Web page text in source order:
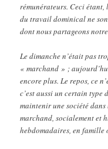
rémunérateurs. Ceci
du travail dominical ne
dont nous partageons
Le dimanche n’était pas
« marchand » ;
encore plus. Le repos, ce
c’est aussi un certain
maintenir une société dans
marchand, socialement et
hebdomadaires, en famille